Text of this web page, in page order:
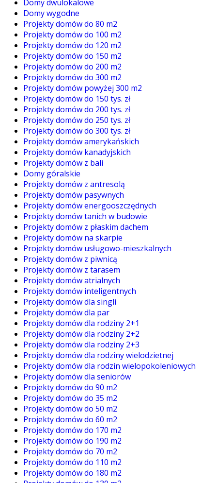
Domy dwulokalowe
Domy wygodne
Projekty domów do 80 m2
Projekty domów do 100 m2
Projekty domów do 120 m2
Projekty domów do 150 m2
Projekty domów do 200 m2
Projekty domów do 300 m2
Projekty domów powyżej 300 m2
Projekty domów do 150 tys. zł
Projekty domów do 200 tys. zł
Projekty domów do 250 tys. zł
Projekty domów do 300 tys. zł
Projekty domów amerykańskich
Projekty domów kanadyjskich
Projekty domów z bali
Domy góralskie
Projekty domów z antresolą
Projekty domów pasywnych
Projekty domów energooszczędnych
Projekty domów tanich w budowie
Projekty domów z płaskim dachem
Projekty domów na skarpie
Projekty domów usługowo-mieszkalnych
Projekty domów z piwnicą
Projekty domów z tarasem
Projekty domów atrialnych
Projekty domów inteligentnych
Projekty domów dla singli
Projekty domów dla par
Projekty domów dla rodziny 2+1
Projekty domów dla rodziny 2+2
Projekty domów dla rodziny 2+3
Projekty domów dla rodziny wielodzietnej
Projekty domów dla rodzin wielopokoleniowych
Projekty domów dla seniorów
Projekty domów do 90 m2
Projekty domów do 35 m2
Projekty domów do 50 m2
Projekty domów do 60 m2
Projekty domów do 170 m2
Projekty domów do 190 m2
Projekty domów do 70 m2
Projekty domów do 110 m2
Projekty domów do 180 m2